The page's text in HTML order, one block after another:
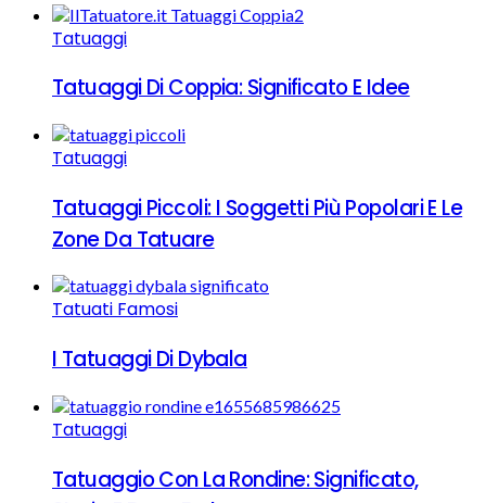
Tatuaggi
Tatuaggi Di Coppia: Significato E Idee
Tatuaggi
Tatuaggi Piccoli: I Soggetti Più Popolari E Le
Zone Da Tatuare
Tatuati Famosi
I Tatuaggi Di Dybala
Tatuaggi
Tatuaggio Con La Rondine: Significato,